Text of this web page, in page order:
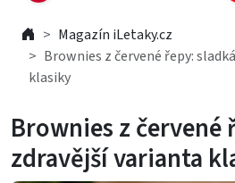
Magazín iLetaky.cz
Brownies z červené řepy:
klasiky
Brownies z červené
zdravější varianta